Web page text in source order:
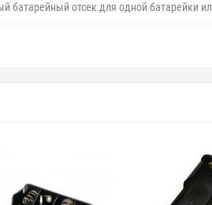
батарейный отсек для одной батарейки